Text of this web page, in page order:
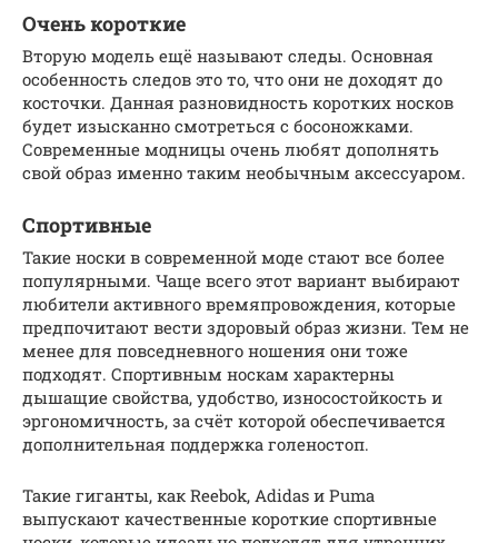
Очень короткие
Вторую модель ещё называют следы. Основная
особенность следов это то, что они не доходят до
косточки. Данная разновидность коротких носков
будет изысканно смотреться с босоножками.
Современные модницы очень любят дополнять
свой образ именно таким необычным аксессуаром.
Спортивные
Такие носки в современной моде стают все более
популярными. Чаще всего этот вариант выбирают
любители активного времяпровождения, которые
предпочитают вести здоровый образ жизни. Тем не
менее для повседневного ношения они тоже
подходят. Спортивным носкам характерны
дышащие свойства, удобство, износостойкость и
эргономичность, за счёт которой обеспечивается
дополнительная поддержка голеностоп.
Такие гиганты, как Reebok, Adidas и Puma
выпускают качественные короткие спортивные